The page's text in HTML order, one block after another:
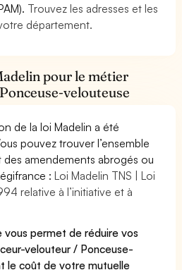
Trouvez les adresses et les
département.
pour le métier
velouteuse
de la loi Madelin a été
pouvez trouver l’ensemble
des amendements abrogés ou
:Loi Madelin TNS | Loi
relative à l’initiative et à
vous permet de réduire vos
velouteur / Ponceuse-
le coût de votre mutuelle